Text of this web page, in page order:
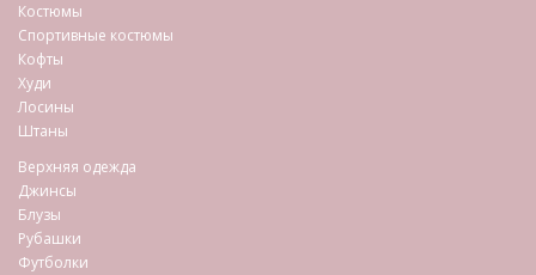
Костюмы
Спортивные костюмы
Кофты
Худи
Лосины
Штаны
Верхняя одежда
Джинсы
Блузы
Рубашки
Футболки